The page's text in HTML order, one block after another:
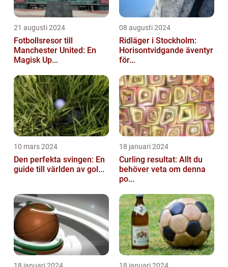
21 augusti 2024
Fotbollsresor till
Manchester United: En
Magisk Up...
08 augusti 2024
Ridläger i Stockholm:
Horisontvidgande äventyr
för...
10 mars 2024
Den perfekta svingen: En
guide till världen av gol...
18 januari 2024
Curling resultat: Allt du
behöver veta om denna
po...
18 januari 2024 18 januari 2024